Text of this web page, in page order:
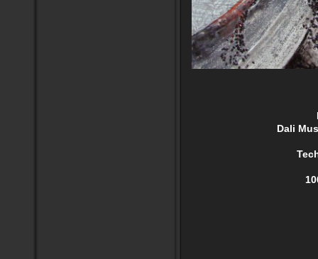
Dali Muséum
Technique
100cm/